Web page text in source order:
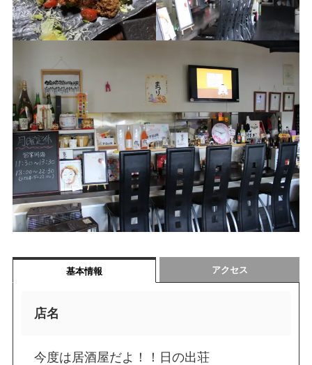
基本情報 アクセス
店名
今度は居酒屋だよ！！日の出荘